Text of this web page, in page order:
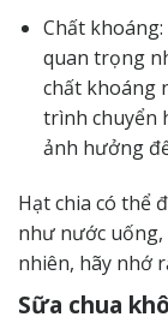
Chất
quan trọng
chất khoáng
trình chuyển
ảnh hưởng
Hạt chia có thể
như nước uống,
nhiên, hãy nhớ
Sữa chua